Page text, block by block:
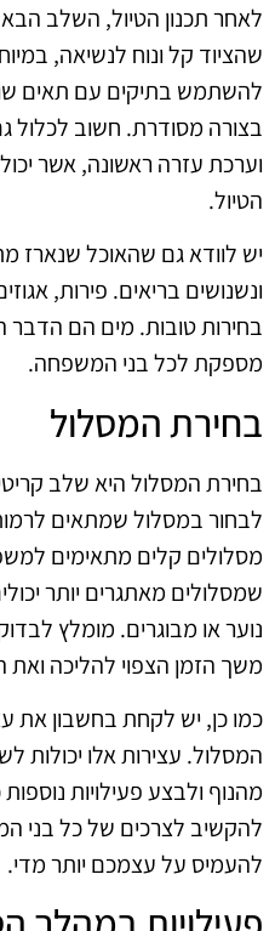
לאחר תכנון הטיול, השלב הבא
שהציוד קל ונוח לנשיאה,
להשתמש בתיקים עם תאים
בצורה מסודרת. חשוב לכלול
וערכת עזרה ראשונה, אשר
הטיול.
יש לוודא גם שהאוכל שנארז
ונשנושים בריאים. פירות,
בחירות טובות. מים הם הדבר
מספקת לכל בני המשפחה.
בחירת המסלול
בחירת המסלול היא שלב
לבחור במסלול שמתאים
מסלולים קלים מתאימים
שמסלולים מאתגרים יותר
נוער או מבוגרים. מומלץ
משך הזמן הצפוי להליכה ואת
כמו כן, יש לקחת בחשבון את
המסלול. עצירות אלו יכולות
מהנוף ולבצע פעילויות
להקשיב לצרכים של כל בני
להעמיס על עצמכם יותר מדי.